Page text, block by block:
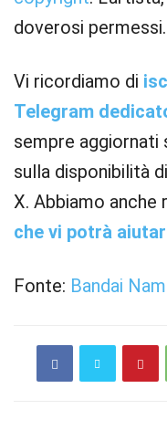
doverosi permessi.
Vi ricordiamo di
Telegram
sempre aggiornati
sulla disponibilità di
X. Abbiamo anche
che vi potrà
Fonte: Bandai